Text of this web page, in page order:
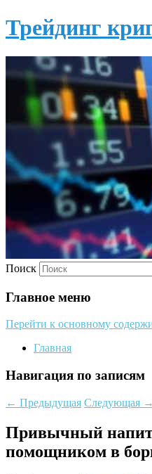
Трейдинг
Поиск
Главное меню
Перейти к основному
Главная
Навигация по записям
← Предыдущая Следующая →
Привычный
помощником в